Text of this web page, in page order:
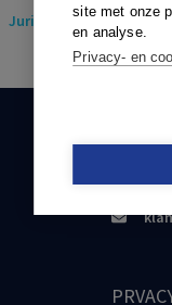
site met onze
en analyse.
Privacy- en
Juridisch>